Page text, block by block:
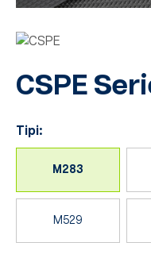
CSPE
Tipi:
M283
M529